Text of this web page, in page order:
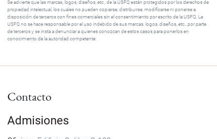
Se advierte que las marcas, logos, diseños, etc., de la USFQ están protegidos por los derechos de
propiedad intelectual, los cuales no pueden copiarse, distribuirse, modificarse ni ponerse a
disposición de terceros con fines comerciales sin el consentimiento por escrito de la USFQ. La
USFQ no se hace responsable por el uso indebido de sus marcas, logos, diseños, etc., por parte
de terceros y se insta a denunciar a quienes conozcan de estos casos para ponerlos en
conocimiento de la autoridad competente.
Contacto
Admisiones